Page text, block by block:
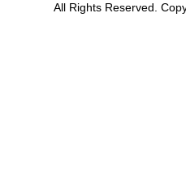
All Rights Reserved.